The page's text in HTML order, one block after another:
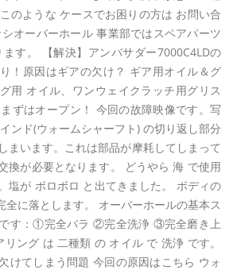
のような ケースでお困りの方は お問い合
オーバーホール 事業部ではスペアパーツ
す。 【解決】アンバサダー7000C4LDの
！原因はギアの欠け？ ギア用オイル＆グ
用 オイル、ワンウェイクラッチ用グリス
ずはオープン！ 今回の故障映像です。写
ンド(ウォームシャーフト) の切り返し部分
まいます。これは部品が摩耗してしまって
換が必要となります。 どうやら 海 で使用
塩が ボロボロ と出てきました。 ボディの
全に落とします。 オーバーホールの基本ス
す：①完全バラ ②完全洗浄 ③完全磨き上
ング は 二種類 の オイル で 洗浄 です。
けてしまう問題 今回の原因はこちら ウォ